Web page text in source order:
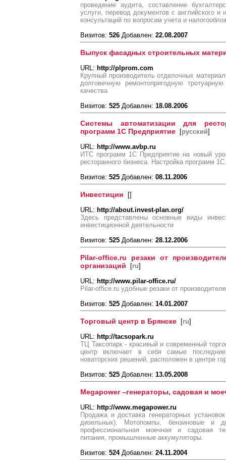
проведение аудита, составление
услуги, перевод документов с английского и
консультаций по вопросам учета и
Визитов: 526 Добавлен: 22.08.2007
Выпуск фасадных строительных
URL: http://plprom.com
Крупный производитель отделочных
долговечную ремонтопригодную
качества
Визитов: 525 Добавлен: 18.08.2006
Системы автоматизации для
программ 1С Предприятие [русский]
URL: http://www.avbp.ru
ИТС программ 1C Предприятие на новый
ресторанного бизнеса. Настройка программ 1С.
Визитов: 525 Добавлен: 08.11.2006
Инвестиции []
URL: http://about.invest-plan.org/
Здесь представлены основные виды
инвестиционной деятельности
Визитов: 525 Добавлен: 28.12.2006
Pilar-office.ru резаки от
организаций [ru]
URL: http://www.pilar-office.ru/
Pilar-office.ru удобные резаки от
Визитов: 525 Добавлен: 14.01.2007
Торговый центр в Брянске [ru]
URL: http://tacsopark.ru
ТЦ Таксопарк - красивый и современный
центр включает в себя самые
новаторских решений, расположен в центре
Визитов: 525 Добавлен: 13.05.2008
Megapower –генераторы, садовая и
URL: http://www.megapower.ru
Продажа и доставка генераторных
дизельных). Мотопомпы, бензиновые и
профессиональная моечная и садовая
питания, промышленные аккумуляторы.
Визитов: 524Добавлен: 24.11.2004